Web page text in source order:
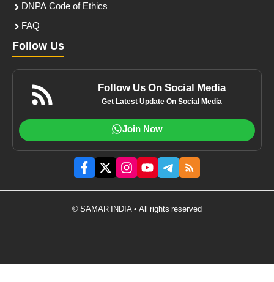
DNPA Code of Ethics
FAQ
Follow Us
Follow Us On Social Media
Get Latest Update On Social Media
Join Now
© SAMAR INDIA • All rights reserved